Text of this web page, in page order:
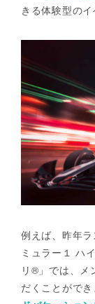
きる体験型の
例えば、昨年
ミュラー１ ハ
リ®」では、メ
だくことができ